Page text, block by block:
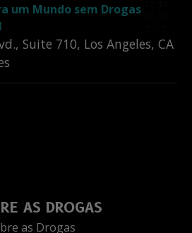
um Mundo sem Drogas
Suite 710, Los Angeles, CA
AS DROGAS
as Drogas